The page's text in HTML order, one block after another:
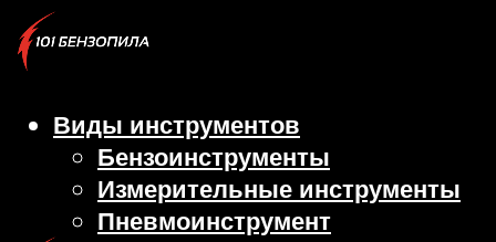
Виды инструментов
Бензоинструменты
Измерительные инструменты
Пневмоинструмент